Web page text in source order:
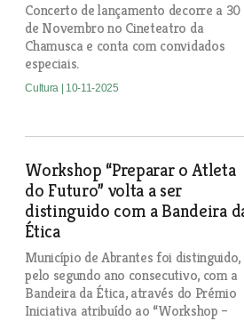
Concerto de lançamento decorre a 30
de Novembro no Cineteatro da
Chamusca e conta com convidados
especiais.
Cultura | 10-11-2025
Workshop “Preparar o Atleta
do Futuro” volta a ser
distinguido com a Bandeira
Ética
Município de Abrantes foi distinguido,
pelo segundo ano consecutivo, com a
Bandeira da Ética, através do Prémio
Iniciativa atribuído ao “Workshop –